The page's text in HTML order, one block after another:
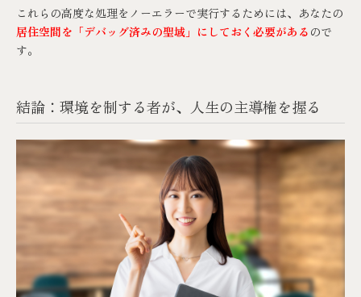
これらの高度な処理をノーエラーで実行するためには、あなたの
居住空間を「デバッグ済みの聖域」にしておく必要がある ので
す。
結論：環境を制する者が、人生の主導権を握る